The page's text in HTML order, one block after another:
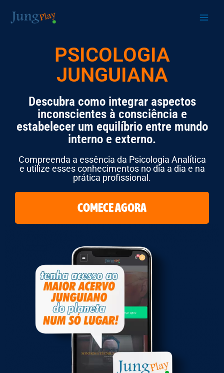
PSICOLOGIA
JUNGUIANA
Descubra como integrar aspectos
inconscientes à consciência e
estabelecer um equilíbrio entre mundo
interno e externo.
Compreenda a essência da Psicologia Analítica
e utilize esses conhecimentos no dia a dia e na
prática profissional.
COMECE AGORA